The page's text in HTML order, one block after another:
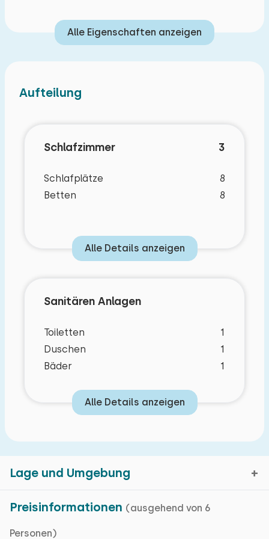
Preisinformationen (ausgehend von 6
Personen)
Alle Eigenschaften anzeigen
Aufteilung
Schlafzimmer 3
Schlafplätze
8
Betten
8
Alle Details anzeigen
Sanitären Anlagen
Toiletten
1
Duschen
1
Bäder
1
Alle Details anzeigen
Lage und Umgebung
Vlagtwedde, Groningen